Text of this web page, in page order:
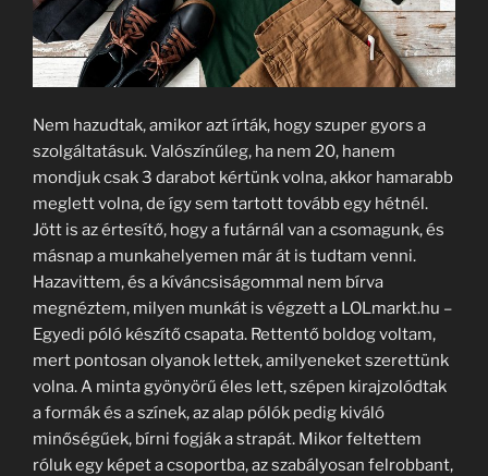
Nem hazudtak, amikor azt írták, hogy szuper gyors a
szolgáltatásuk. Valószínűleg, ha nem 20, hanem
mondjuk csak 3 darabot kértünk volna, akkor hamarabb
meglett volna, de így sem tartott tovább egy hétnél.
Jött is az értesítő, hogy a futárnál van a csomagunk, és
másnap a munkahelyemen már át is tudtam venni.
Hazavittem, és a kíváncsiságommal nem bírva
megnéztem, milyen munkát is végzett a LOLmarkt.hu –
Egyedi póló készítő csapata. Rettentő boldog voltam,
mert pontosan olyanok lettek, amilyeneket szerettünk
volna. A minta gyönyörű éles lett, szépen kirajzolódtak
a formák és a színek, az alap pólók pedig kiváló
minőségűek, bírni fogják a strapát. Mikor feltettem
róluk egy képet a csoportba, az szabályosan felrobbant,